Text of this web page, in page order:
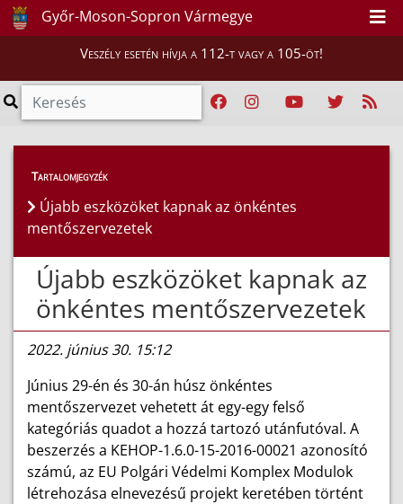
Győr-Moson-Sopron Vármegye
Veszély esetén hívja a 112-t vagy a 105-öt!
Híreink > Hírek
Tartalomjegyzék
Újabb eszközöket kapnak az önkéntes
mentőszervezetek
Újabb eszközöket kapnak az
önkéntes mentőszervezetek
2022. június 30. 15:12
Június 29-én és 30-án húsz önkéntes
mentőszervezet vehetett át egy-egy felső
kategóriás quadot a hozzá tartozó utánfutóval. A
beszerzés a KEHOP-1.6.0-15-2016-00021 azonosító
számú, az EU Polgári Védelmi Komplex Modulok
létrehozása elnevezésű projekt keretében történt